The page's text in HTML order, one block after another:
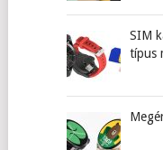
SIM
típus